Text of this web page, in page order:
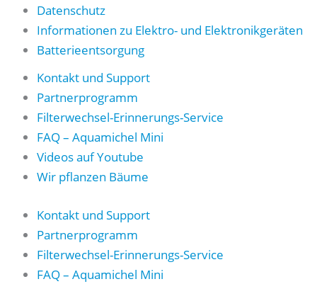
Datenschutz
Informationen zu Elektro- und Elektronikgeräten
Batterieentsorgung
Kontakt und Support
Partnerprogramm
Filterwechsel-Erinnerungs-Service
FAQ – Aquamichel Mini
Videos auf Youtube
Wir pflanzen Bäume
Kontakt und Support
Partnerprogramm
Filterwechsel-Erinnerungs-Service
FAQ – Aquamichel Mini